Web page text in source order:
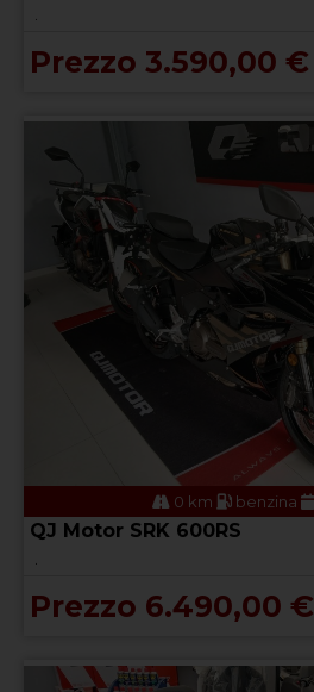
.
Prezzo 3.590,00 €
0 km benzina
QJ Motor SRK 600RS
.
Prezzo 6.490,00 €